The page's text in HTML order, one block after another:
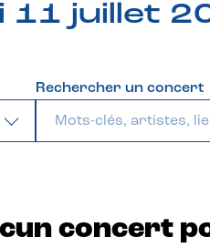
11 juillet
Rechercher un concert
concert